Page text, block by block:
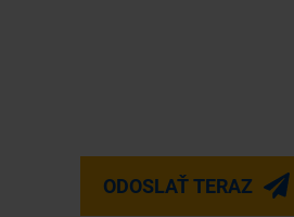
ODOSLAŤ TERAZ